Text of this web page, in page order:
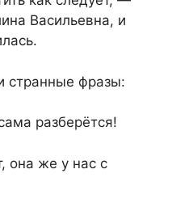
Васильевна, и
странные фразы:
разберётся!
она же у нас с